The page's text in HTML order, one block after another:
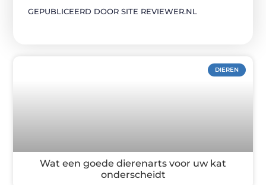
GEPUBLICEERD DOOR SITE REVIEWER.NL
DIEREN
Wat een goede dierenarts voor uw kat
onderscheidt